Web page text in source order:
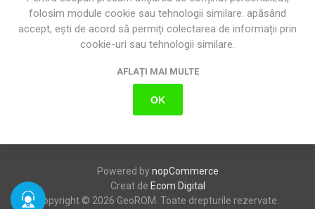
Powered bynopCommerce
Creat de Ecom Digital
Copyright © 2026 GeoROM. Toate drepturile rezervate.
folosim module cookie sau tehnologii similare. apăsând
accept, ești de acord să permiți colectarea de informații prin
cookie-uri sau tehnologii similare.
AFLAȚI MAI MULTE
OK